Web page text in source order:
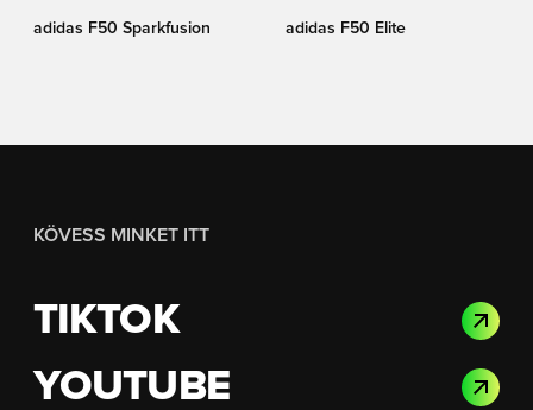
adidas F50 Sparkfusion adidas F50 Elite
KÖVESS MINKET ITT
TIKTOK
YOUTUBE